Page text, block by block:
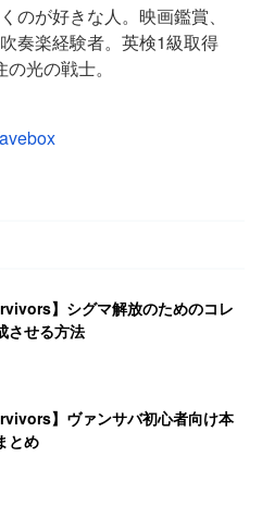
のが好きな人。映画鑑賞、
奏楽経験者。英検1級取得
光の戦士。
】シグマ解放のためのコレ
させる方法
】ヴァンサバ初心者向け本
とめ